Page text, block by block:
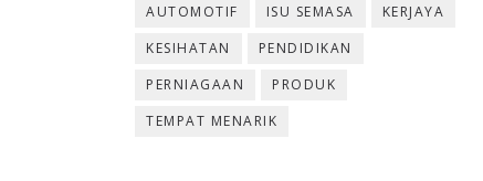
AUTOMOTIF ISU SEMASA
KERJAYA
KESIHATAN
PENDIDIKAN
PERNIAGAAN
PRODUK
TEMPAT MENARIK